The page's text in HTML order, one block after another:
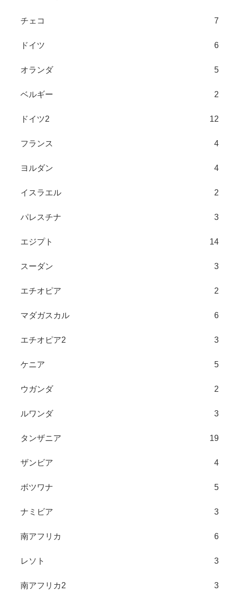
チェコ 7
ドイツ 6
オランダ 5
ベルギー 2
ドイツ2 12
フランス 4
ヨルダン 4
イスラエル 2
パレスチナ 3
エジプト 14
スーダン 3
エチオピア 2
マダガスカル 6
エチオピア2 3
ケニア 5
ウガンダ 2
ルワンダ 3
タンザニア 19
ザンビア 4
ボツワナ 5
ナミビア 3
南アフリカ 6
レソト 3
南アフリカ2 3